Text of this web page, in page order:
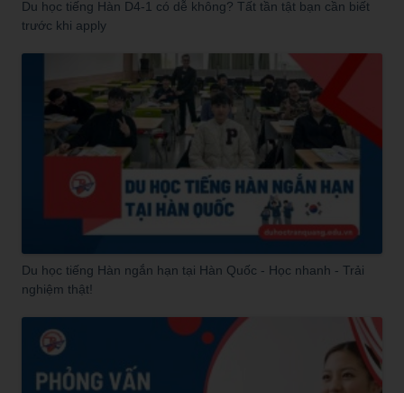
Du học tiếng Hàn D4-1 có dễ không? Tất tần tật bạn cần biết
trước khi apply
Du học tiếng Hàn ngắn hạn tại Hàn Quốc - Học nhanh - Trải
nghiệm thật!